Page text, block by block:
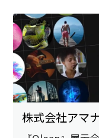
株式会社アマ